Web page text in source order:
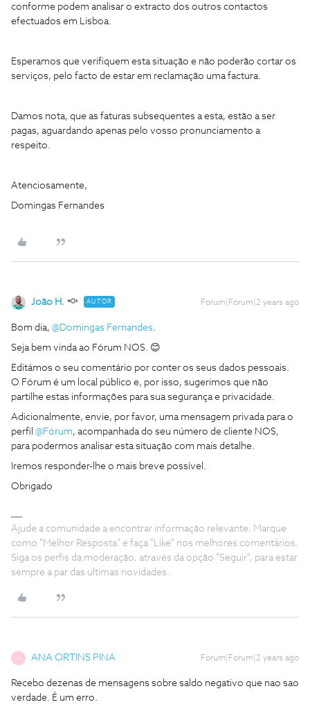
conforme podem analisar o extracto dos outros contactos
efectuados em Lisboa.
Esperamos que verifiquem esta situação e não poderão cortar os
serviços, pelo facto de estar em reclamação uma factura.
Damos nota, que as faturas subsequentes a esta, estão a ser
pagas, aguardando apenas pelo vosso pronunciamento a
respeito.
Atenciosamente,
Domingas Fernandes
João H. AUTOR Forum|Forum|2 years ago
Bom dia, @Domingas Fernandes.
Seja bem vinda ao Fórum NOS. 😊
Editámos o seu comentário por conter os seus dados pessoais.
O Fórum é um local público e, por isso, sugerimos que não
partilhe estas informações para sua segurança e privacidade.
Adicionalmente, envie, por favor, uma mensagem privada para o
perfil @Fórum, acompanhada do seu número de cliente NOS,
para podermos analisar esta situação com mais detalhe.
Iremos responder-lhe o mais breve possível.
Obrigado
Ajude a comunidade a encontrar informação relevante. Marque
como "Melhor Resposta" e faça "Like" nos melhores comentários.
Siga os perfis da moderação, através da opção "Seguir", para estar
sempre a par das ultimas novidades.
A ANA ORTINS PINA Forum|Forum|2 years ago
Recebo dezenas de mensagens sobre saldo negativo que nao sao
verdade. É um erro.